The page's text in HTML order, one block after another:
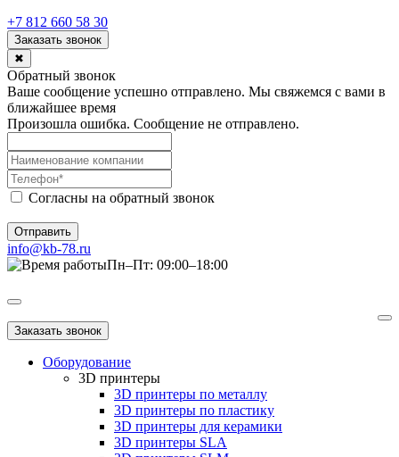
+7 812 660 58 30
Заказать звонок
✖
Обратный звонок
Ваше сообщение успешно отправлено. Мы свяжемся с вами в
ближайшее время
Произошла ошибка. Сообщение не отправлено.
Согласны на обратный звонок
Отправить
info@kb-78.ru
Пн–Пт: 09:00–18:00
Заказать звонок
Оборудование
3D принтеры
3D принтеры по металлу
3D принтеры по пластику
3D принтеры для керамики
3D принтеры SLA